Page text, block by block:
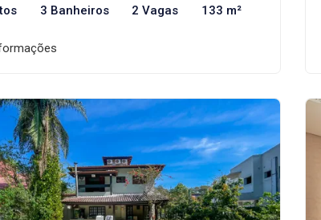
3 Banheiros 2 Vagas 133 m²